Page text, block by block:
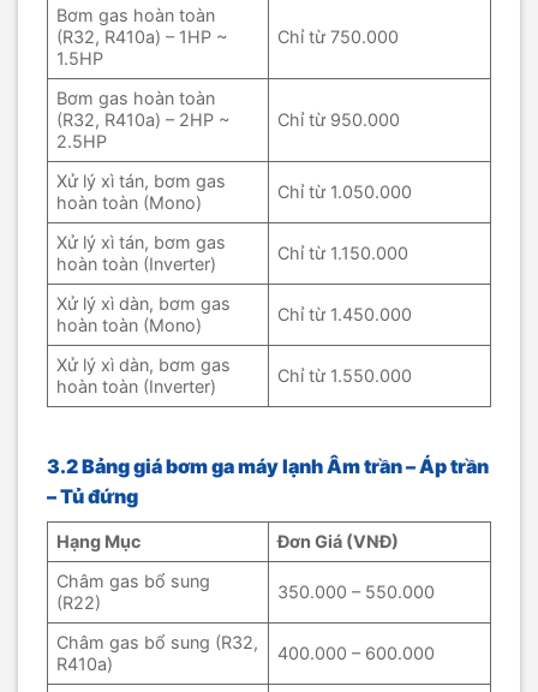
Bơm gas hoàn toàn
(R32, R410a) – 1HP ~
1.5HP
Chỉ từ 750.000
Bơm gas hoàn toàn
(R32, R410a) – 2HP ~
2.5HP
Chỉ từ 950.000
Xử lý xì tán, bơm gas
hoàn toàn (Mono)
Chỉ từ 1.050.000
Xử lý xì tán, bơm gas
hoàn toàn (Inverter)
Chỉ từ 1.150.000
Xử lý xì dàn, bơm gas
hoàn toàn (Mono)
Chỉ từ 1.450.000
Xử lý xì dàn, bơm gas
hoàn toàn (Inverter)
Chỉ từ 1.550.000
3.2 Bảng giá bơm ga máy lạnh Âm trần – Áp trần
– Tủ đứng
Hạng Mục
Đơn Giá (VNĐ)
Châm gas bổ sung
(R22)
350.000 – 550.000
Châm gas bổ sung (R32,
R410a)
400.000 – 600.000